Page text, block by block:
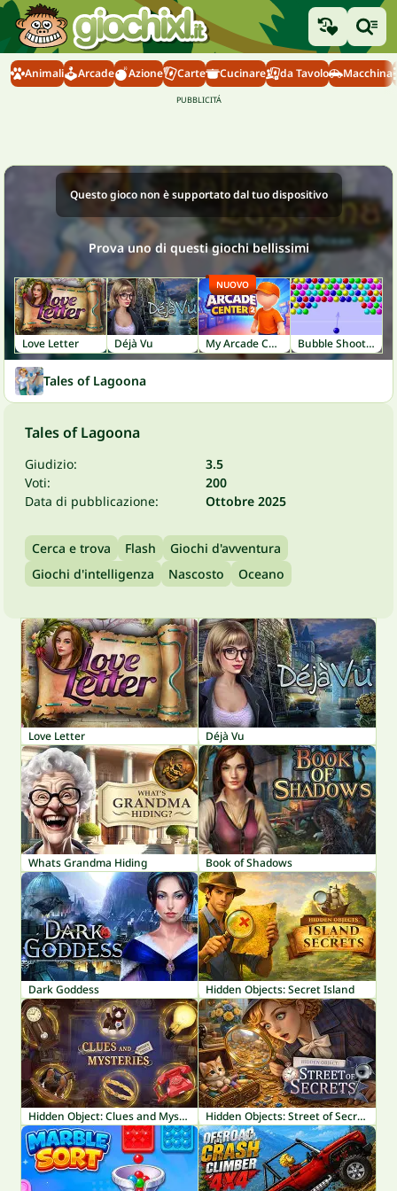
Animali Arcade Azione Carte Cucinare da Tavolo Macchina
Questo gioco non è supportato dal tuo dispositivo
Prova uno di questi giochi bellissimi
Love Letter Déjà Vu My Arcade Center 2
NUOVO
Bubble Shooter
Tales of Lagoona
Tales of Lagoona
Giudizio:
3.5
Voti:
200
Data di pubblicazione:
Ottobre 2025
Cerca e trova Flash
Giochi d'avventura
Giochi d'intelligenza
Nascosto Oceano
Love Letter Déjà Vu
Whats Grandma Hiding Book of Shadows
Dark Goddess Hidden Objects: Secret Island
Hidden Object: Clues and Mysteries Hidden Objects: Street of Secrets